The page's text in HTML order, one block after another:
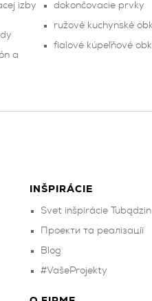
izby
a
dokončovacie prvky
ružové kuchynské
fialové kúpeľňové
INŠPIRÁCIE
Svet inšpirácie Tubądzin
Проекти та реалізації
Blog
#VašeProjekty